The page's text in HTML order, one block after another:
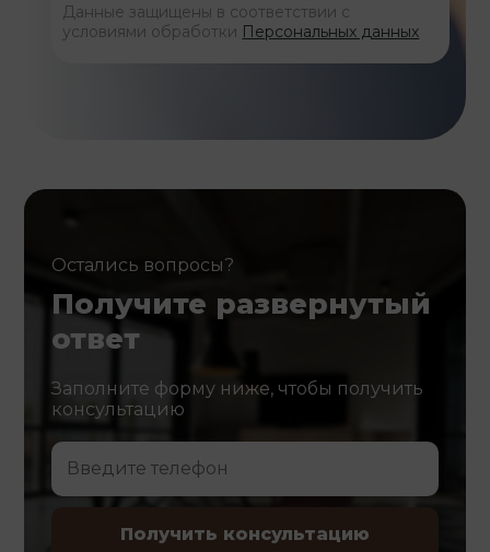
Данные защищены в соответствии с
условиями обработки Персональных данных
Остались вопросы?
Получите развернутый
ответ
Заполните форму ниже, чтобы получить
консультацию